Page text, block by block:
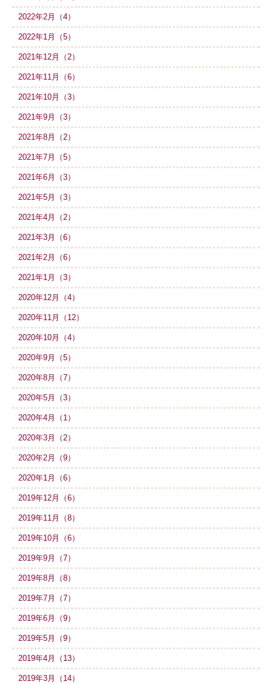
2022年2月（4）
2022年1月（5）
2021年12月（2）
2021年11月（6）
2021年10月（3）
2021年9月（3）
2021年8月（2）
2021年7月（5）
2021年6月（3）
2021年5月（3）
2021年4月（2）
2021年3月（6）
2021年2月（6）
2021年1月（3）
2020年12月（4）
2020年11月（12）
2020年10月（4）
2020年9月（5）
2020年8月（7）
2020年5月（3）
2020年4月（1）
2020年3月（2）
2020年2月（9）
2020年1月（6）
2019年12月（6）
2019年11月（8）
2019年10月（6）
2019年9月（7）
2019年8月（8）
2019年7月（7）
2019年6月（9）
2019年5月（9）
2019年4月（13）
2019年3月（14）